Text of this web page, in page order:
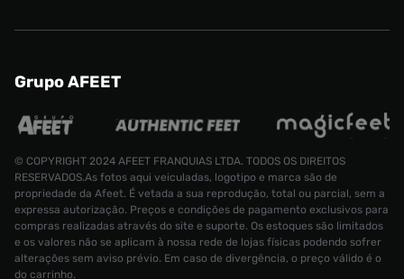
CONTINUAR COMPRANDO
Tênis Air Jordan Mule Se Feminino
Tamanho:
35
R$ 1299,99
ADICIONAR AO CARRINHO
Grupo AFEET
© COPYRIGHT 2024 AFEET FRANQUIAS LTDA. TODOS OS DIREITOS
RESERVADOS.As fotos aqui veiculadas, logotipo e marca são de
propriedade da Afeet. É vetada a sua reprodução, total ou parcial, sem a
expressa autorização. Preços e condições de pagamento exclusivos para
compras realizadas através do site e suporte. Os estoques são limitados
e os valores não se aplicam à nossa rede de lojas físicas podendo sofrer
alterações sem aviso prévio. Em caso de divergência, o preço válido é o
do carrinho.